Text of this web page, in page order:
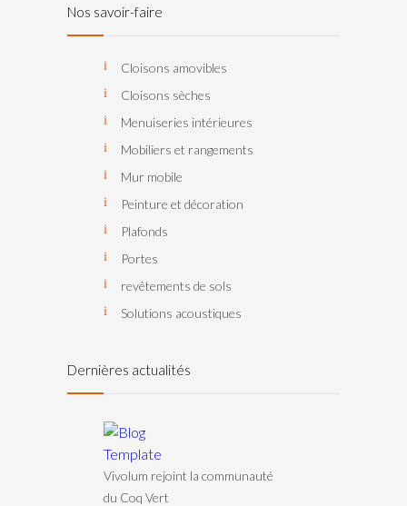
Nos savoir-faire
Cloisons amovibles
Cloisons sèches
Menuiseries intérieures
Mobiliers et rangements
Mur mobile
Peinture et décoration
Plafonds
Portes
revêtements de sols
Solutions acoustiques
Dernières actualités
Vivolum rejoint la communauté
du Coq Vert